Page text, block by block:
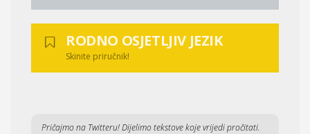
RODNO OSJETLJIV JEZIK
Skinite priručnik!
Pričajmo na Twitteru! Dijelimo tekstove koje vrijedi pročitati.